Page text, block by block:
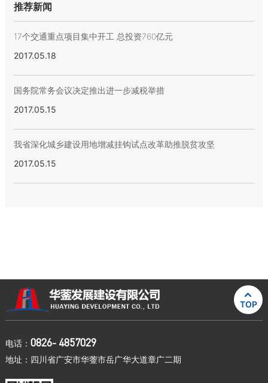
推荐新闻
17个交通重点项目集中开工 总投资760亿元
2017.05.18
国务院常务会议决定推出进一步减税举措
2017.05.15
我省深化城乡建设用地增减挂钩试点改革助推脱贫攻坚
2017.05.15

TOP
电话： 0826- 4857029
地址：四川省广安市华蓥市岳广华大道章广二期